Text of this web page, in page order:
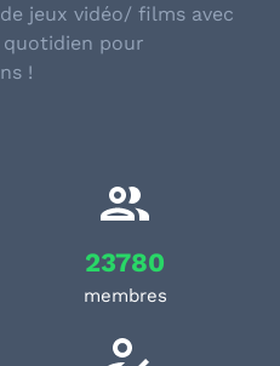
jeux vidéo/ films avec
quotidien pour
!
23780
membres